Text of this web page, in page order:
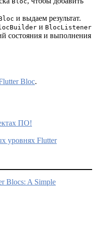
и выдаем результат.
и BlocListener
состояния и выполнения
Bloc.
ПО!
уровнях Flutter
Blocs: A Simple